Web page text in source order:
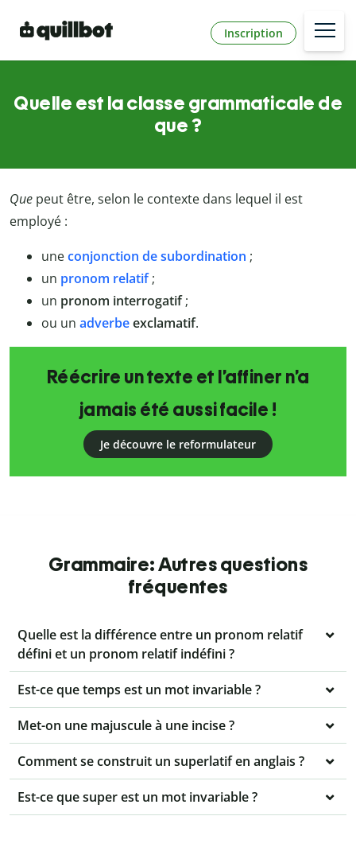
Inscription
Quelle est la classe grammaticale de
que ?
Que peut être, selon le contexte dans lequel il est
employé :
uneconjonction de subordination ;
un pronom relatif;
un pronom interrogatif;
ou un adverbeexclamatif.
Réécrire un texte et l’affiner n’a
jamais été aussi facile !
Je découvre le reformulateur
Grammaire: Autres questions
fréquentes
Quelle est la différence entre un pronom relatif
défini et un pronom relatif indéfini ?
Est-ce que temps est un mot invariable ?
Met-on une majuscule à une incise ?
Comment se construit un superlatif en anglais ?
Est-ce que super est un mot invariable ?